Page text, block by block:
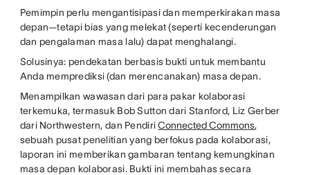
Pemimpin perlu mengantisipasi dan memperkirakan masa
depan—tetapi bias yang melekat (seperti kecenderungan
dan pengalaman masa lalu) dapat menghalangi.
Solusinya: pendekatan berbasis bukti untuk membantu
Anda memprediksi (dan merencanakan) masa depan.
Menampilkan wawasan dari para pakar kolaborasi
terkemuka, termasuk Bob Sutton dari Stanford, Liz Gerber
dari Northwestern, dan PendiriConnected Commons,
sebuah pusat penelitian yang berfokus pada kolaborasi,
laporan ini memberikan gambaran tentang kemungkinan
masa depan kolaborasi. Bukti ini membahas secara